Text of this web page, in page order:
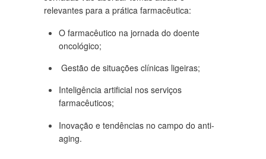
relevantes para a prática farmacêutica:
O farmacêutico na jornada do doente
oncológico;
Gestão de situações clínicas ligeiras;
Inteligência artificial nos serviços
farmacêuticos;
Inovação e tendências no campo do anti-
aging.